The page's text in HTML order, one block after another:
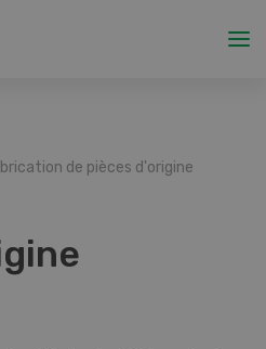
de pièces d'origine